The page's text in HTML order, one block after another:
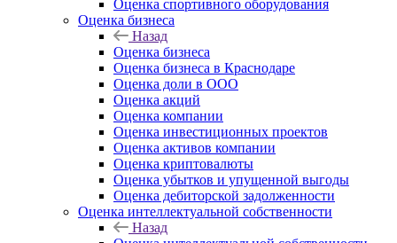
Оценка спортивного оборудования
Оценка бизнеса
Назад
Оценка бизнеса
Оценка бизнеса в Краснодаре
Оценка доли в ООО
Оценка акций
Оценка компании
Оценка инвестиционных проектов
Оценка активов компании
Оценка криптовалюты
Оценка убытков и упущенной выгоды
Оценка дебиторской задолженности
Оценка интеллектуальной собственности
Назад